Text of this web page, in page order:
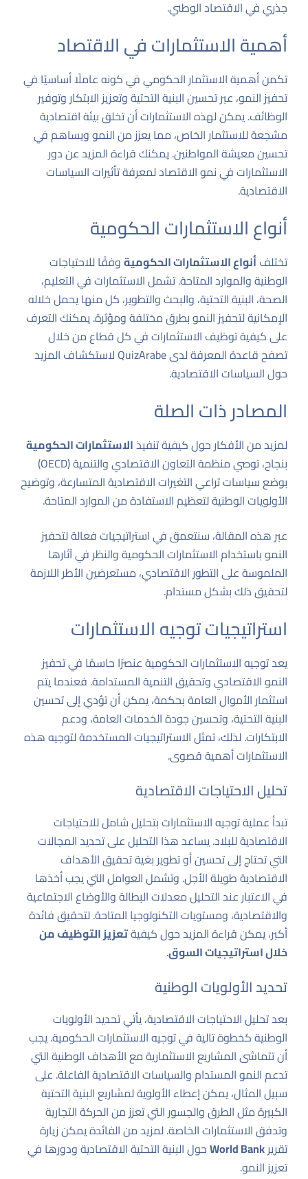
جذري في الاقتصاد الوطني.
أهمية الاستثمارات في الاقتصاد
تكمن أهمية الاستثمار الحكومي في كونه عاملًا أساسيًا في
تحفيز النمو، عبر تحسين البنية التحتية وتعزيز الابتكار وتوفير
الوظائف. يمكن لهذه الاستثمارات أن تخلق بيئة اقتصادية
مشجعة للاستثمار الخاص، مما يعزز من النمو ويساهم في
تحسين معيشة المواطنين.يمكنك قراءة المزيد عن دور
الاستثمارات في نمو الاقتصادلمعرفة تأثيرات السياسات
الاقتصادية.
أنواع الاستثمارات الحكومية
تختلفأنواع الاستثمارات الحكوميةوفقًا للاحتياجات
الوطنية والموارد المتاحة. تشمل الاستثمارات في التعليم،
الصحة، البنية التحتية، والبحث والتطوير، كل منها يحمل خلاله
الإمكانية لتحفيز النمو بطرق مختلفة ومؤثرة. يمكنك التعرف
على كيفية توظيف الاستثمارات في كل قطاع من خلال
تصفحقاعدة المعرفة لدى QuizArabe
لاستكشاف المزيد
حول السياسات الاقتصادية.
المصادر ذات الصلة
لمزيد من الأفكار حول كيفية تنفيذالاستثمارات الحكومية
بنجاح، توصيمنظمة التعاون الاقتصادي والتنمية (OECD)
بوضع سياسات تراعي التغيرات الاقتصادية المتسارعة، وتوضيح
الأولويات الوطنية لتعظيم الاستفادة من الموارد المتاحة.
عبر هذه المقالة، سنتعمق في استراتيجيات فعالة لتحفيز
النمو باستخدام الاستثمارات الحكومية والنظر في آثارها
الملموسة على التطور الاقتصادي، مستعرضين الأطر اللازمة
لتحقيق ذلك بشكل مستدام.
استراتيجيات توجيه الاستثمارات
يعد توجيه الاستثمارات الحكومية عنصرًا حاسمًا في تحفيز
النمو الاقتصادي وتحقيق التنمية المستدامة. فعندما يتم
استثمار الأموال العامة بحكمة، يمكن أن تؤدي إلى تحسين
البنية التحتية، وتحسين جودة الخدمات العامة، ودعم
الابتكارات. لذلك، تمثل الاستراتيجيات المستخدمة لتوجيه هذه
الاستثمارات أهمية قصوى.
تحليل الاحتياجات الاقتصادية
تبدأ عملية توجيه الاستثمارات بتحليل شامل للاحتياجات
الاقتصادية للبلاد. يساعد هذا التحليل على تحديد المجالات
التي تحتاج إلى تحسين أو تطوير بغية تحقيق الأهداف
الاقتصادية طويلة الأجل. وتشمل العوامل التي يجب أخذها
في الاعتبار عند التحليل معدلات البطالة والأوضاع الاجتماعية
والاقتصادية، ومستويات التكنولوجيا المتاحة. لتحقيق فائدة
أكبر، يمكن قراءة المزيد حول كيفيةتعزيز التوظيف من
خلال استراتيجيات السوق.
تحديد الأولويات الوطنية
بعد تحليل الاحتياجات الاقتصادية، يأتي تحديد الأولويات
الوطنية كخطوة تالية في توجيه الاستثمارات الحكومية. يجب
أن تتماشى المشاريع الاستثمارية مع الأهداف الوطنية التي
تدعم النمو المستدام والسياسات الاقتصادية الفاعلة. على
سبيل المثال، يمكن إعطاء الأولوية لمشاريع البنية التحتية
الكبيرة مثل الطرق والجسور التي تعزز من الحركة التجارية
وتدفق الاستثمارات الخاصة. لمزيد من الفائدة يمكن زيارة
تقريرWorld Bankحولالبنية التحتية الاقتصاديةودورها في
تعزيز النمو.